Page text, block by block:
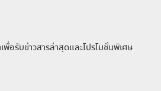
พื่อรับข่าวสารล่าสุดและโปรโมชั่นพิเศษ